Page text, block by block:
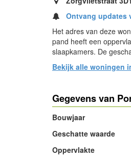
Ontvang updates
Het adres van deze
pand heeft een
slaapkamers. De
Bekijk alle woningen
Gegevens van
Bouwjaar
Geschatte waarde
Oppervlakte